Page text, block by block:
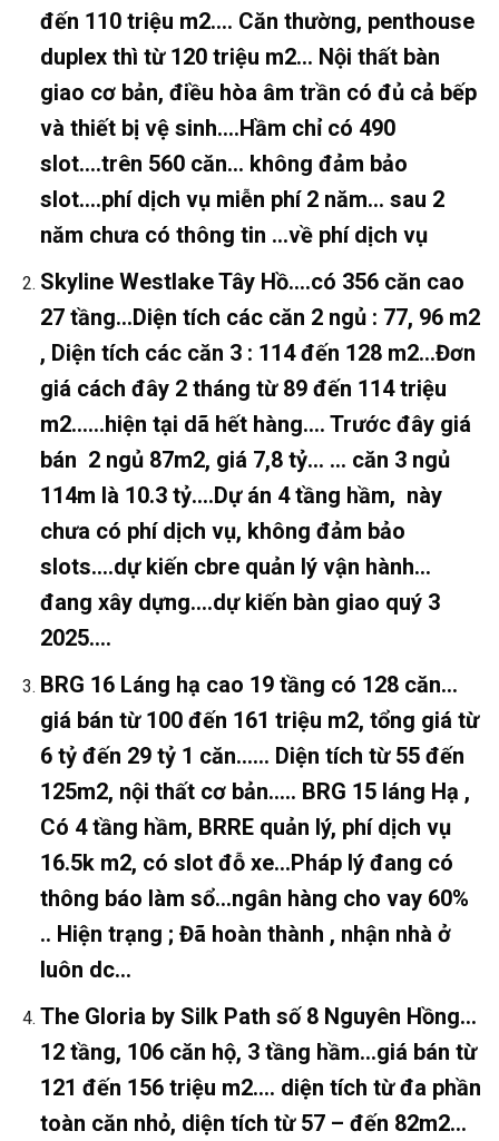
đến 110 triệu m2…. Căn thường, penthouse
duplex thì từ 120 triệu m2… Nội thất bàn
giao cơ bản, điều hòa âm trần có đủ cả bếp
và thiết bị vệ sinh….Hầm chỉ có 490
slot….trên 560 căn… không đảm bảo
slot….phí dịch vụ miễn phí 2 năm… sau 2
năm chưa có thông tin …về phí dịch vụ
Skyline Westlake Tây Hồ….có 356 căn cao
27 tầng…Diện tích các căn 2 ngủ : 77, 96 m2
, Diện tích các căn 3 : 114 đến 128 m2…Đơn
giá cách đây 2 tháng từ 89 đến 114 triệu
m2……hiện tại dã hết hàng…. Trước đây giá
bán 2 ngủ 87m2, giá 7,8 tỷ… … căn 3 ngủ
114m là 10.3 tỷ….Dự án 4 tầng hầm, này
chưa có phí dịch vụ, không đảm bảo
slots….dự kiến cbre quản lý vận hành…
đang xây dựng….dự kiến bàn giao quý 3
2025….
BRG 16 Láng hạ cao 19 tầng có 128 căn…
giá bán từ 100 đến 161 triệu m2, tổng giá từ
6 tỷ đến 29 tỷ 1 căn..…. Diện tích từ 55 đến
125m2, nội thất cơ bản….. BRG 15 láng Hạ ,
Có 4 tầng hầm, BRRE quản lý, phí dịch vụ
16.5k m2, có slot đỗ xe…Pháp lý đang có
thông báo làm sổ…ngân hàng cho vay 60%
.. Hiện trạng ; Đã hoàn thành , nhận nhà ở
luôn dc…
The Gloria by Silk Path số 8 Nguyên Hồng…
12 tầng, 106 căn hộ, 3 tầng hầm…giá bán từ
121 đến 156 triệu m2…. diện tích từ đa phần
toàn căn nhỏ, diện tích từ 57 – đến 82m2…